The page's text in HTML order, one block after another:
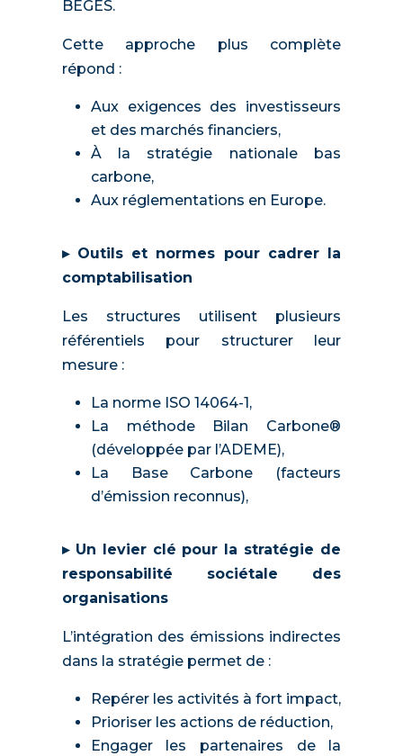
BEGES.
Cette approche plus complète
répond :
Aux exigences des investisseurs
et des marchés financiers,
À la stratégie nationale bas
carbone,
Aux réglementations en Europe.
▸ Outils et normes pour cadrer la
comptabilisation
Les structures utilisent plusieurs
référentiels pour structurer leur
mesure :
La norme ISO 14064-1,
La méthode Bilan Carbone®
(développée par l’ADEME),
La Base Carbone (facteurs
d’émission reconnus),
▸ Un levier clé pour la stratégie de
responsabilité sociétale des
organisations
L’intégration des émissions indirectes
dans la stratégie permet de :
Repérer les activités à fort impact,
Prioriser les actions de réduction,
Engager les partenaires de la